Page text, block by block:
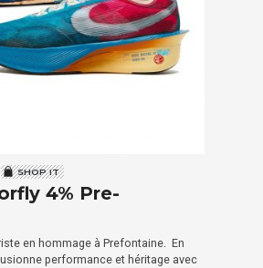
SHOP IT
4% Pre-
en hommage à Prefontaine. En
performance et héritage avec